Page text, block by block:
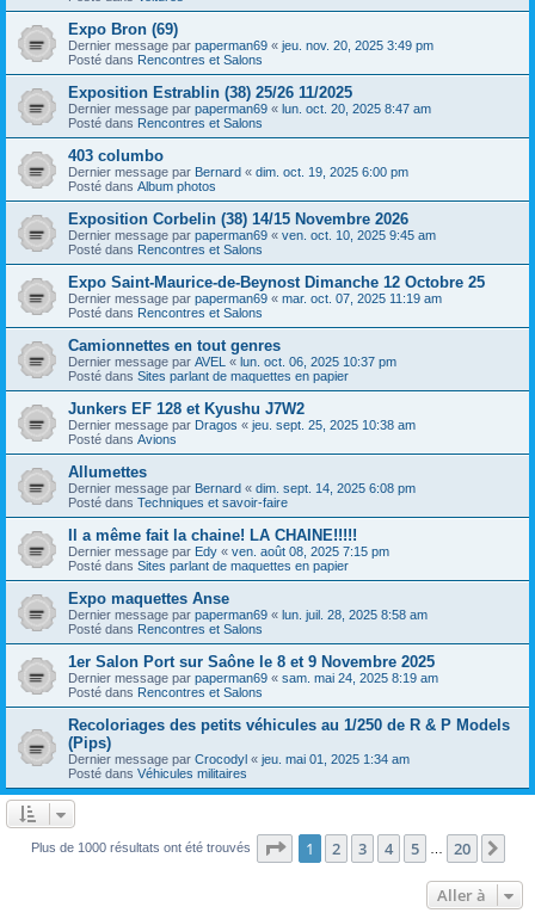
Expo Bron (69)
Dernier message par paperman69 « jeu. nov. 20, 2025 3:49 pm
Posté dans Rencontres et Salons
Exposition Estrablin (38) 25/26 11/2025
Dernier message par paperman69 « lun. oct. 20, 2025 8:47 am
Posté dans Rencontres et Salons
403 columbo
Dernier message par Bernard « dim. oct. 19, 2025 6:00 pm
Posté dans Album photos
Exposition Corbelin (38) 14/15 Novembre 2026
Dernier message par paperman69 « ven. oct. 10, 2025 9:45 am
Posté dans Rencontres et Salons
Expo Saint-Maurice-de-Beynost Dimanche 12 Octobre 25
Dernier message par paperman69 « mar. oct. 07, 2025 11:19 am
Posté dans Rencontres et Salons
Camionnettes en tout genres
Dernier message par AVEL « lun. oct. 06, 2025 10:37 pm
Posté dans Sites parlant de maquettes en papier
Junkers EF 128 et Kyushu J7W2
Dernier message par Dragos « jeu. sept. 25, 2025 10:38 am
Posté dans Avions
Allumettes
Dernier message par Bernard « dim. sept. 14, 2025 6:08 pm
Posté dans Techniques et savoir-faire
Il a même fait la chaine! LA CHAINE!!!!!
Dernier message par Edy « ven. août 08, 2025 7:15 pm
Posté dans Sites parlant de maquettes en papier
Expo maquettes Anse
Dernier message par paperman69 « lun. juil. 28, 2025 8:58 am
Posté dans Rencontres et Salons
1er Salon Port sur Saône le 8 et 9 Novembre 2025
Dernier message par paperman69 « sam. mai 24, 2025 8:19 am
Posté dans Rencontres et Salons
Recoloriages des petits véhicules au 1/250 de R & P Models
(Pips)
Dernier message par Crocodyl « jeu. mai 01, 2025 1:34 am
Posté dans Véhicules militaires
Plus de 1000 résultats ont été trouvés Page 1sur20
1 2 3 4 5 20
Aller à